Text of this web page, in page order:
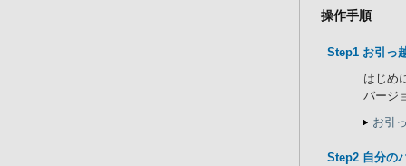
操作手順
Step1 お引っ
はじめ
バージ
お引
Step2 自分の